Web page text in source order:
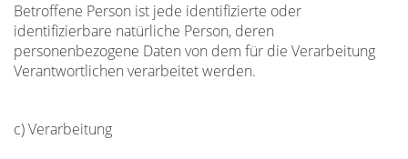
Betroffene Person ist jede identifizierte oder
identifizierbare natürliche Person, deren
personenbezogene Daten von dem für die Verarbeitung
Verantwortlichen verarbeitet werden.
c) Verarbeitung